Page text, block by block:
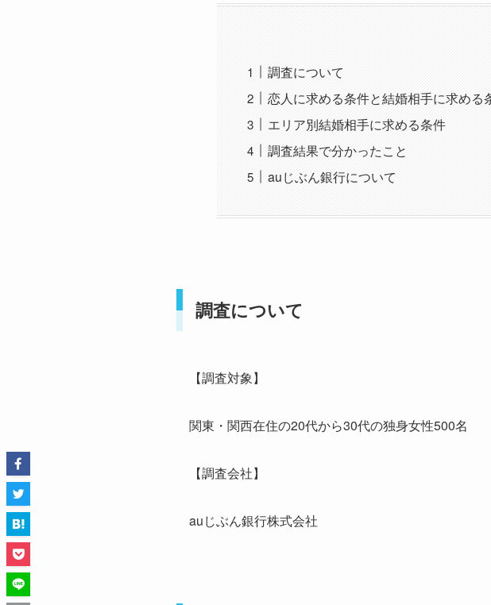
調査について
恋人に求める条件と結婚相手に求める
エリア別結婚相手に求める条件
調査結果で分かったこと
auじぶん銀行について
調査について
【調査対象】
関東・関西在住の20代から30代の独身女性500名
【調査会社】
auじぶん銀行株式会社